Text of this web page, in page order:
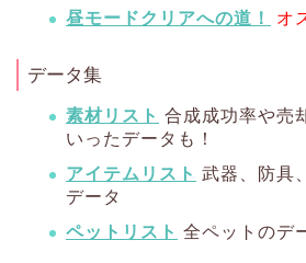
昼モードクリアへの道！
オ
データ集
素材リスト 合成成功率や売
いったデータも！
アイテムリスト 武器、防具
データ
ペットリスト 全ペットのデ